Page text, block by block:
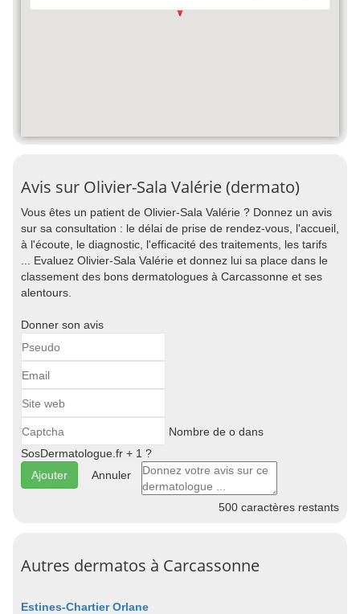
Avis sur Olivier-Sala Valérie (dermato)
Vous êtes un patient de Olivier-Sala Valérie ? Donnez un avis
sur sa consultation : le délai de prise de rendez-vous, l'accueil,
à l'écoute, le diagnostic, l'efficacité des traitements, les tarifs
... Evaluez Olivier-Sala Valérie et donnez lui sa place dans le
classement des bons dermatologues à Carcassonne et ses
alentours.
Donner son avis
Nombre de o dans
SosDermatologue.fr + 1 ?
Annuler
500 caractères restants
Autres dermatos à Carcassonne
Estines-Chartier Orlane